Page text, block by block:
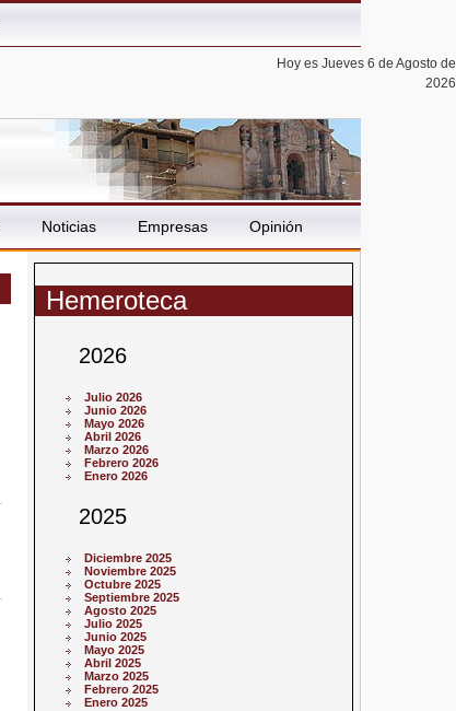
Hoy es Jueves 6 de Agosto de
2026
Noticias Empresas Opinión
Hemeroteca
2026
Julio 2026
Junio 2026
Mayo 2026
Abril 2026
Marzo 2026
Febrero 2026
Enero 2026
2025
Diciembre 2025
Noviembre 2025
Octubre 2025
Septiembre 2025
Agosto 2025
Julio 2025
Junio 2025
Mayo 2025
Abril 2025
Marzo 2025
Febrero 2025
Enero 2025